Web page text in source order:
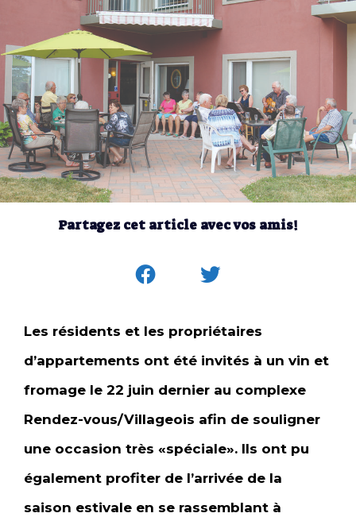
Partagez cet article avec vos amis!
Les résidents et les propriétaires
d’appartements ont été invités à un vin et
fromage le 22 juin dernier au complexe
Rendez-vous/Villageois afin de souligner
une occasion très «spéciale». Ils ont pu
également profiter de l’arrivée de la
saison estivale en se rassemblant à